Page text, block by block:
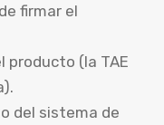
de firmar el
producto (la TAE
del sistema de